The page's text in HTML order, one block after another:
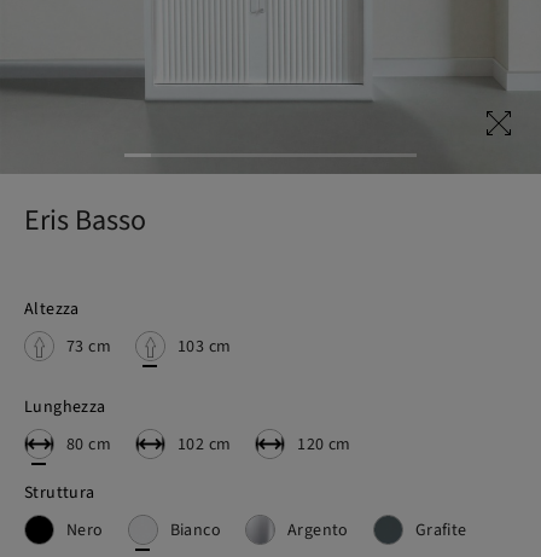
Eris Basso
Altezza
73 cm
103 cm
Lunghezza
80 cm
102 cm 120 cm
Struttura
Nero
Bianco Argento Grafite